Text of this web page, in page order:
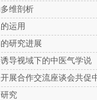
维剖析
运用
研究进展
导视域下的中医气学说
展合作交流座谈会共促
究